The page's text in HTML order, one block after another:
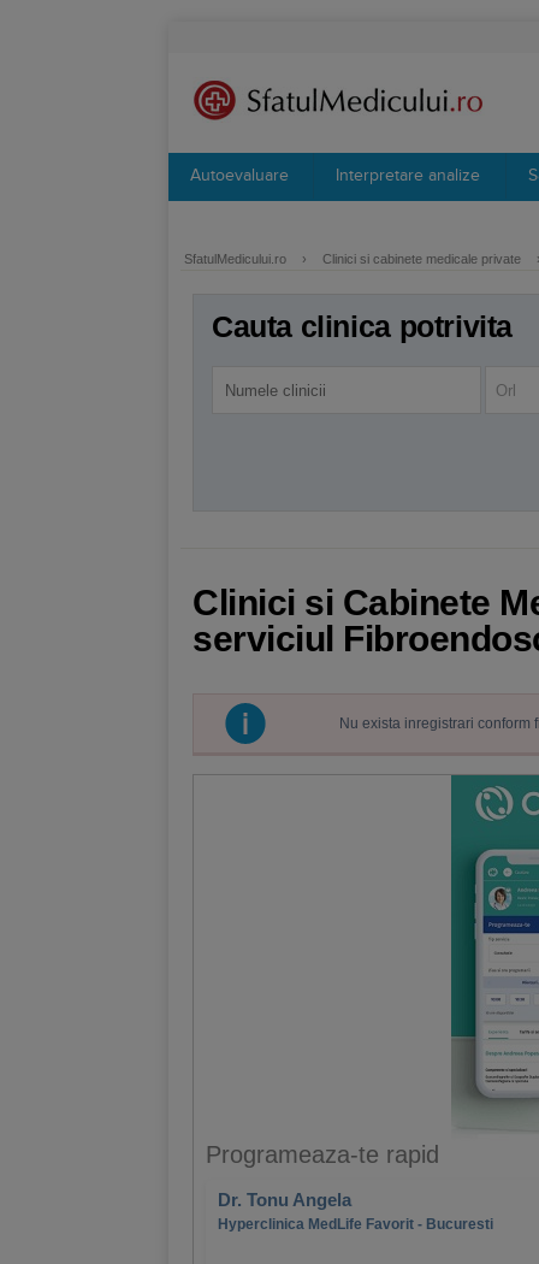
Autoevaluare Interpretare analize
SfatulMedicului.ro › Clinici si cabinete medicale private
Cauta clinica potrivita
Orl
Clinici si Cabinete
serviciul
Nu exista inregistrari
Programeaza-te rapid
Dr. Tonu Angela
Hyperclinica MedLife Favorit - Bucuresti